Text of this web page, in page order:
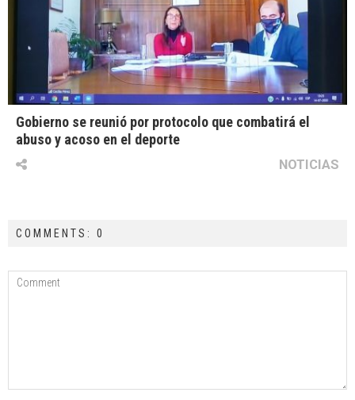
Gobierno se reunió por protocolo que combatirá el
abuso y acoso en el deporte
NOTICIAS
COMMENTS: 0